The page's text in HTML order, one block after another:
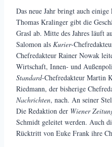
Das neue Jahr bringt auch
Thomas Kralinger gibt die
Grasl ab. Mitte des Jahres läuft
Salomon als Kurier-
Chefredakteur Rainer Nowak
Wirtschaft, Innen- und
Standard-Chefredakteur Martin
Riedmann, der bisherige
Nachrichten, nach. An seiner
Die Redaktion der Wiener
Schmidt geleitet werden. Auch
Rücktritt von Euke Frank ihre